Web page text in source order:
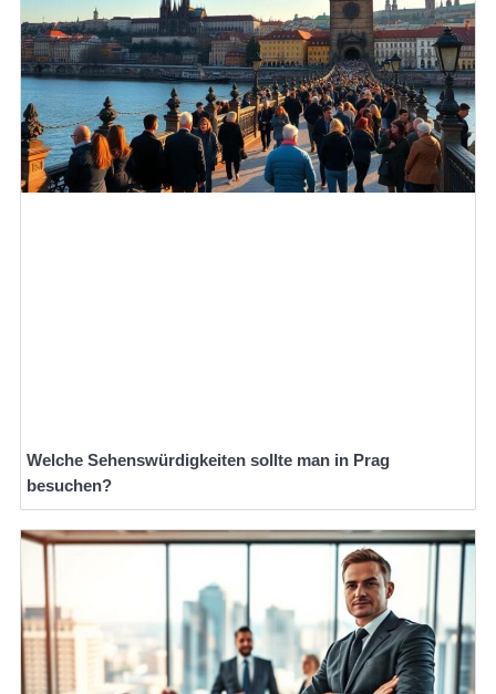
Welche Sehenswürdigkeiten sollte man in Prag
besuchen?